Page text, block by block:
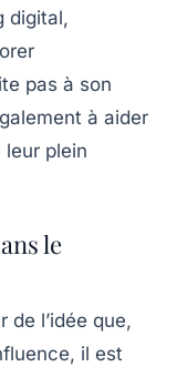
digital,
pas à son
à aider
leur plein
le
de l’idée que,
, il est